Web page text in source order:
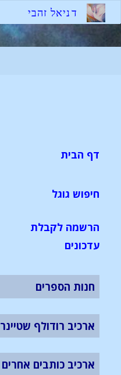
לתוכן
דניאל זהבי
דף הבית
חיפוש גוגל
הרשמה לקבלת
עדכונים
חנות הספרים
ארכיב רודולף שטיינר
ארכיב כותבים אחרים